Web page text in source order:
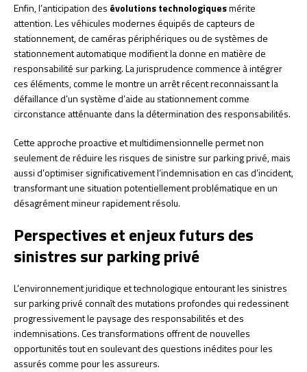
Enfin, l’anticipation des évolutions technologiquesmérite
attention. Les véhicules modernes équipés de capteurs de
stationnement, de caméras périphériques ou de systèmes de
stationnement automatique modifient la donne en matière de
responsabilité sur parking. La jurisprudence commence à intégrer
ces éléments, comme le montre un arrêt récent reconnaissant la
défaillance d’un système d’aide au stationnement comme
circonstance atténuante dans la détermination des responsabilités.
Cette approche proactive et multidimensionnelle permet non
seulement de réduire les risques de sinistre sur parking privé, mais
aussi d’optimiser significativement l’indemnisation en cas d’incident,
transformant une situation potentiellement problématique en un
désagrément mineur rapidement résolu.
Perspectives et enjeux futurs des
sinistres sur parking privé
L’environnement juridique et technologique entourant les sinistres
sur parking privé connaît des mutations profondes qui redessinent
progressivement le paysage des responsabilités et des
indemnisations. Ces transformations offrent de nouvelles
opportunités tout en soulevant des questions inédites pour les
assurés comme pour les assureurs.